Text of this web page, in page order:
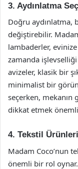
3. Aydınlatma
Doğru aydınlatma,
değiştirebilir.
lambaderler,
zamanda işlevselliği
avizeler, klasik bir
minimalist bir
seçerken, mekanın
dikkat etmek
4. Tekstil Ürünleri
Madam Coco’nun
önemli bir rol oynar.